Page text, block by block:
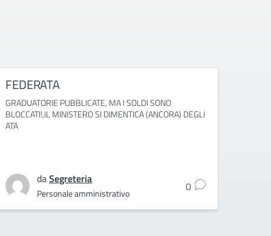
FEDERATA
GRADUATORIE PUBBLICATE, MA I SOLDI SONO
BLOCCATI!,IL MINISTERO SI DIMENTICA (ANCORA) DEGLI
ATA
daSegreteria
Personale amministrativo 0